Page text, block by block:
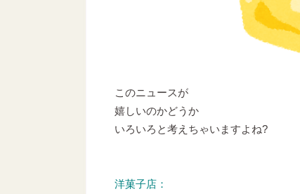
このニュースが
嬉しいのかどうか
いろいろと考えちゃいますよね?
洋菓子店：